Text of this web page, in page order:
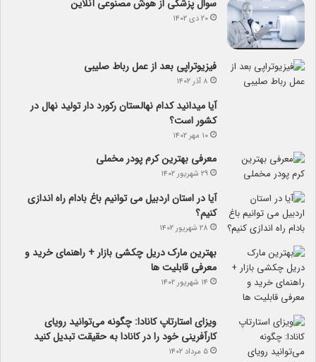
سوال پزشکی از هوش مصنوعی آنلاین
۲۰ دی ۱۴۰۲
فیزیوتراپی بعد از عمل رباط صلیبی
۸ آذر ۱۴۰۲
آیا می­دانید کدام نهالستان رکورد دار تولید نهال­ در
کشور است؟
۱۰ مهر ۱۴۰۲
معرفی بهترین کرم پودر مخملی
۲۹ شهریور ۱۴۰۲
آیا در استان اردبیل می توانیم باغ بادام راه اندازی
کنیم؟
۲۸ شهریور ۱۴۰۲
بهترین مارک دریل چکشی بازار + راهنمای خرید و
معرفی قابلیت ها
۱۴ شهریور ۱۴۰۲
ویزای استارتاپ کانادا: چگونه می‌توانید رویای
کارآفرینی خود را در کانادا به حقیقت تبدیل کنید
۵ مرداد ۱۴۰۲